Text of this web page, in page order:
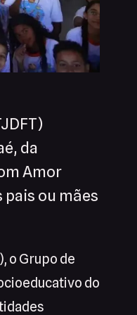
da
Amor
pais ou mães
o Grupo de
do